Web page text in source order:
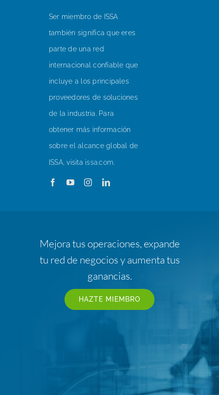
Ser miembro de ISSA
también significa que eres
parte de una red
internacional confiable que
incluye a los principales
proveedores de soluciones
de la industria. Para
obtener más información
sobre el alcance global de
ISSA, visita issa.com.
Mejora tus operaciones, expande
tu red de negocios y aumenta tus
ganancias.
HAZTE MIEMBRO